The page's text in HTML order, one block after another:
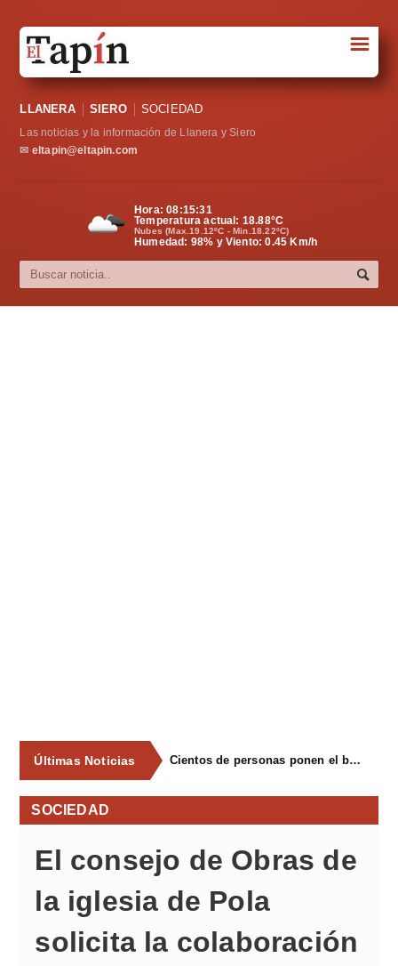
Sociedad
Política
Cultura
☰
LLANERA SIERO SOCIEDAD
Las noticias y la información de Llanera y Siero
✉ eltapin@eltapin.com
Hora:08:15:32
Temperatura actual: 18.88°C
Nubes (Max.19.12ºC - Min.18.22ºC)
Humedad: 98% y Viento: 0.45 Km/h
Últimas Noticias Cientos de personas ponen el broche final a las fiestas de La Salud de Lieres con la tradicional merienda
SOCIEDAD
El consejo de Obras de
la iglesia de Pola
solicita la colaboración